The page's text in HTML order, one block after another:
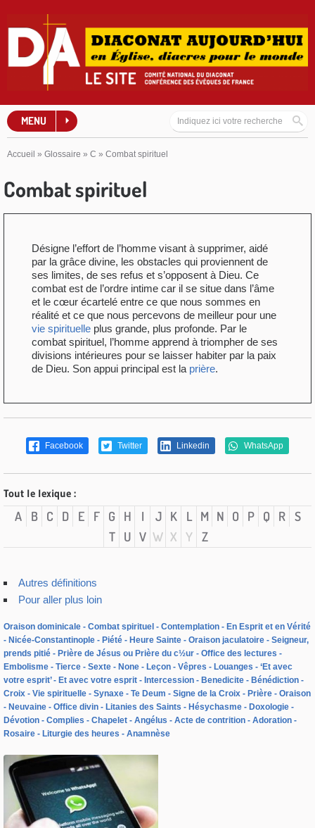
MENU
Accueil » Glossaire » C » Combat spirituel
Combat spirituel
Désigne l’effort de l’homme visant à supprimer, aidé
par la grâce divine, les obstacles qui proviennent de
ses limites, de ses refus et s’opposent à Dieu. Ce
combat est de l’ordre intime car il se situe dans l’âme
et le cœur écartelé entre ce que nous sommes en
réalité et ce que nous percevons de meilleur pour une
vie spirituelle plus grande, plus profonde. Par le
combat spirituel, l’homme apprend à triompher de ses
divisions intérieures pour se laisser habiter par la paix
de Dieu. Son appui principal est la prière.
Facebook Twitter Linkedin WhatsApp
Tout le lexique :
A B C D E F G H I J K L M N O P Q R S
T
U V W X Y Z
Autres définitions
Pour aller plus loin
Oraison dominicale Combat spirituel Contemplation
En Esprit et en Vérité
Nicée-Constantinople
Piété Heure Sainte Oraison jaculatoire
Seigneur,
prends pitié
Prière de Jésus ou Prière du c½ur
Office des lectures
Embolisme
Tierce Sexte None Leçon Vêpres Louanges
‘Et avec
votre esprit’
Et avec votre esprit Intercession Benedicite
Bénédiction
Croix
Vie spirituelle Synaxe Te Deum Signe de la Croix Prière
Oraison
Neuvaine
Office divin Litanies des Saints Hésychasme
Doxologie
Dévotion
Complies Chapelet Angélus Acte de contrition
Adoration
Rosaire
Liturgie des heures Anamnèse